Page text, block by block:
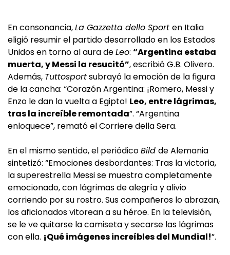
En consonancia,La Gazzetta dello Sport en Italia
eligió resumir el partido desarrollado en los Estados
Unidos en torno al aura deLeo: “Argentina estaba
muerta, y Messi la resucitó”, escribió G.B. Olivero.
Además, Tuttosportsubrayó la emoción de la figura
de la cancha: “Corazón Argentina: ¡Romero, Messi y
Enzo le dan la vuelta a Egipto! Leo, entre lágrimas,
tras la increíble remontada”. “Argentina
enloquece”, remató el Corriere della Sera.
En el mismo sentido, el periódicoBild de Alemania
sintetizó: “Emociones desbordantes: Tras la victoria,
la superestrella Messi se muestra completamente
emocionado, con lágrimas de alegría y alivio
corriendo por su rostro. Sus compañeros lo abrazan,
los aficionados vitorean a su héroe. En la televisión,
se le ve quitarse la camiseta y secarse las lágrimas
con ella. ¡Qué imágenes increíbles del Mundial!”.